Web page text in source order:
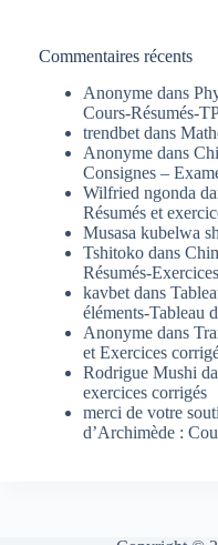
Commentaires récents
Anonyme dans
Cours-Résumés-
trendbet dans
Anonyme dans
Consignes –
Wilfried ngonda
Résumés et
Musasa kubelwa
Tshitoko dans
Résumés-
kavbet dans
éléments-Tableau
Anonyme dans
et Exercices
Rodrigue Mushi
exercices corrigés
merci de votre
d’Archimède :